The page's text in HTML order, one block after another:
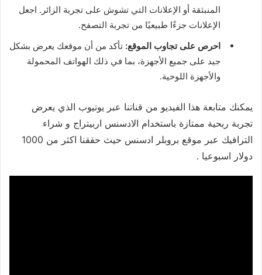
المنبثقة أو الإعلانات التي تشوش على تجربة الزائر. اجعل
الإعلانات جزءًا طبيعيًا من تجربة التصفح.
احرص على تجاوب الموقع: تأكد من أن موقعك يعرض بشكل
جيد على جميع الأجهزة، بما في ذلك الهواتف المحمولة
والأجهزة اللوحية.
يمكنك متابعة هذا الفيديو من قناتنا عبر يوتيوب الذي يعرض
تجربة ربحية ممتازة باستخدام الادسنس اربيتراج و شراء
الترافيك عبر موقع بروبلر ادسنس حيث حققنا اكثر من 1000
دولار اسبوعيا .